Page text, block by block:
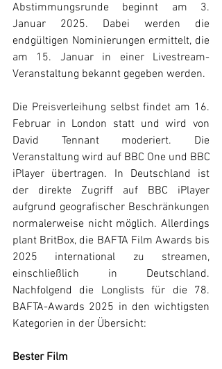
Abstimmungsrunde beginnt am 3.
Januar 2025. Dabei werden die
endgültigen Nominierungen ermittelt, die
am 15. Januar in einer Livestream-
Veranstaltung bekannt gegeben werden.
Die Preisverleihung selbst findet am 16.
Februar in London statt und wird von
David Tennant moderiert. Die
Veranstaltung wird auf BBC One und BBC
iPlayer übertragen. In Deutschland ist
der direkte Zugriff auf BBC iPlayer
aufgrund geografischer Beschränkungen
normalerweise nicht möglich. Allerdings
plant BritBox, die BAFTA Film Awards bis
2025 international zu streamen,
einschließlich in Deutschland.
Nachfolgend die Longlists für die 78.
BAFTA-Awards 2025 in den wichtigsten
Kategorien in der Übersicht:
Bester Film